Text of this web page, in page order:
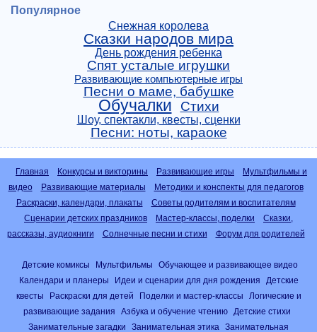
Популярное
Снежная королева
Сказки народов мира
День рождения ребенка
Спят усталые игрушки
Развивающие компьютерные игры
Песни о маме, бабушке
Обучалки Стихи
Шоу, спектакли, квесты, сценки
Песни: ноты, караоке
Главная Конкурсы и викторины Развивающие игры
Мультфильмы и
видео
Развивающие материалы
Методики и конспекты для педагогов
Раскраски, календари, плакаты
Советы родителям и воспитателям
Сценарии детских праздников
Мастер-классы, поделки
Сказки,
рассказы, аудиокниги
Солнечные песни и стихи Форум для родителей
Детские комиксы Мультфильмы
Обучающее и развивающее видео
Календари и планеры
Идеи и сценарии для дня рождения
Детские
квесты
Раскраски для детей Поделки и мастер-классы
Логические и
развивающие задания
Азбука и обучение чтению
Детские стихи
Занимательные загадки
Занимательная этика
Занимательная